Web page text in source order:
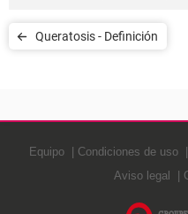
Queratosis - Definición
Equipo Condiciones de uso
Aviso legal